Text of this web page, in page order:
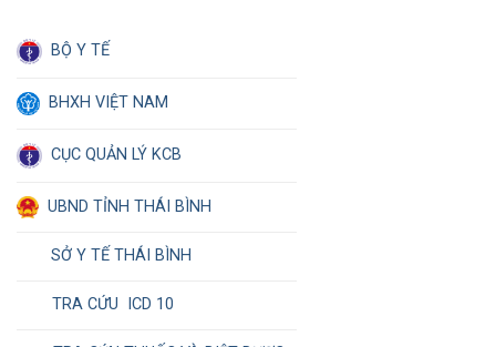
BỘ Y TẾ
BHXH VIỆT NAM
CỤC QUẢN LÝ KCB
UBND TỈNH THÁI BÌNH
SỞ Y TẾ THÁI BÌNH
TRA CỨU ICD 10